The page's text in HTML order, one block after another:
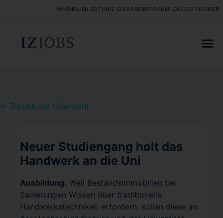
IMMOBILIEN ZEITUNG IZ KARRIEREFORUM CAREER PIONEER
← Zurück zur Übersicht
Neuer Studiengang holt das
Handwerk an die Uni
Ausbildung. Weil Bestandsimmobilien bei
Sanierungen Wissen über traditionelle
Handwerkstechniken erfordern, sollen diese an